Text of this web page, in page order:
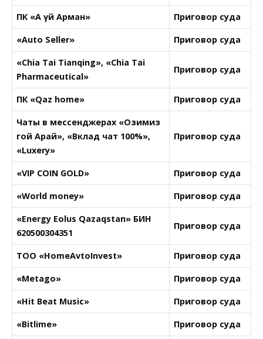
ПК «Ақ үй Арман» Приговор суда
«Auto Seller» Приговор суда
«Chia Tai Tianqing», «Chia Tai
Pharmaceutical»
Приговор суда
ПК «Qaz home» Приговор суда
Чаты в мессенджерах «Озимиз
гой Арай», «Вклад чат 100%»,
«Luxery»
Приговор суда
«VIP COIN GOLD» Приговор суда
«World money» Приговор суда
«Energy Eolus Qazaqstan» БИН
620500304351
Приговор суда
ТОО «HomeAvtoInvest» Приговор суда
«Metago» Приговор суда
«Hit Beat Music» Приговор суда
«Bitlime» Приговор суда